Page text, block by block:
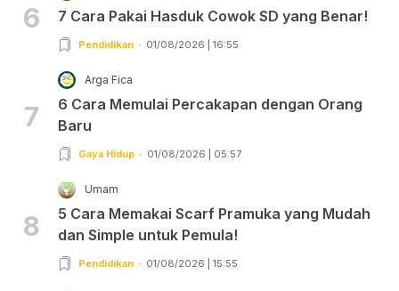
6 7 Cara Pakai Hasduk Cowok SD yang Benar!
Pendidikan 01/08/2026 | 16:55
7
Arga Fica
6 Cara Memulai Percakapan dengan Orang
Baru
Gaya Hidup 01/08/2026 | 05:57
8
Umam
5 Cara Memakai Scarf Pramuka yang Mudah
dan Simple untuk Pemula!
Pendidikan 01/08/2026 | 15:55